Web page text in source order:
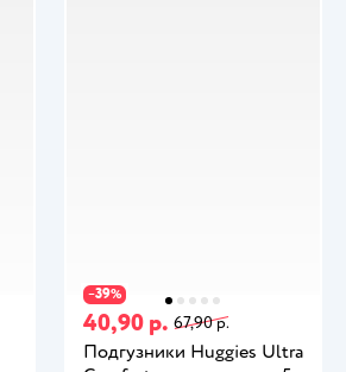
−39%
40,90 р. 67,90 р.
Подгузники Huggies Ultra